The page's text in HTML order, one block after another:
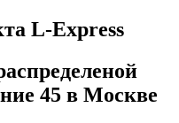
L-Express
45 в Москве